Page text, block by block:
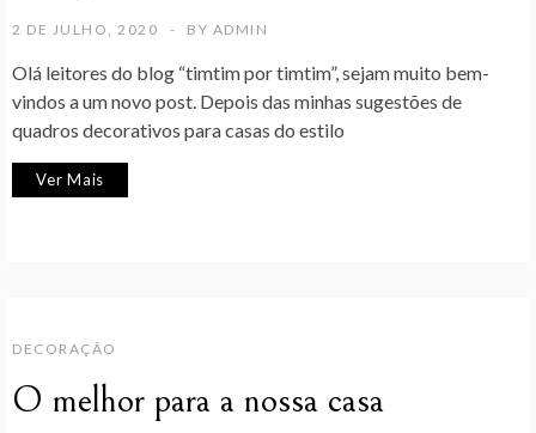
2 DE JULHO, 2020 BY ADMIN
Olá leitores do blog “timtim por timtim”, sejam muito bem-
vindos a um novo post. Depois das minhas sugestões de
quadros decorativos para casas do estilo
Ver Mais
DECORAÇÃO
O melhor para a nossa casa